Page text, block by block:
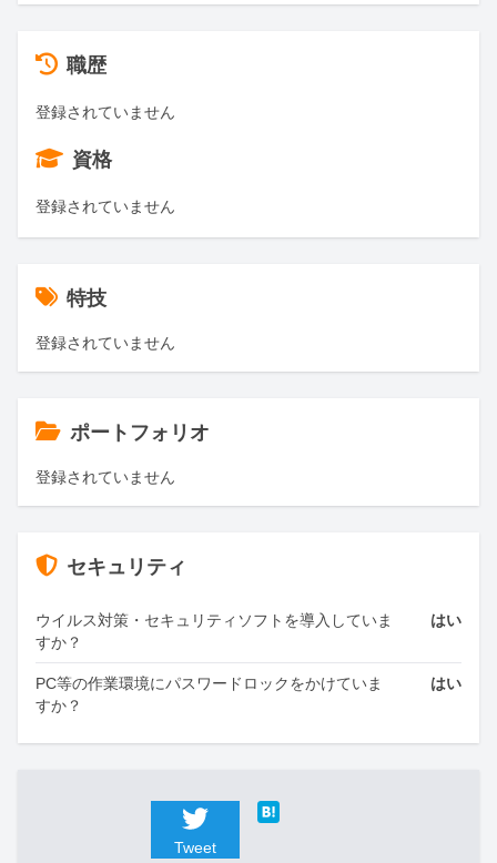
職歴
登録されていません
資格
登録されていません
特技
登録されていません
ポートフォリオ
登録されていません
セキュリティ
ウイルス対策・セキュリティソフトを導入していま
すか？
はい
PC等の作業環境にパスワードロックをかけていま
すか？
はい
Tweet